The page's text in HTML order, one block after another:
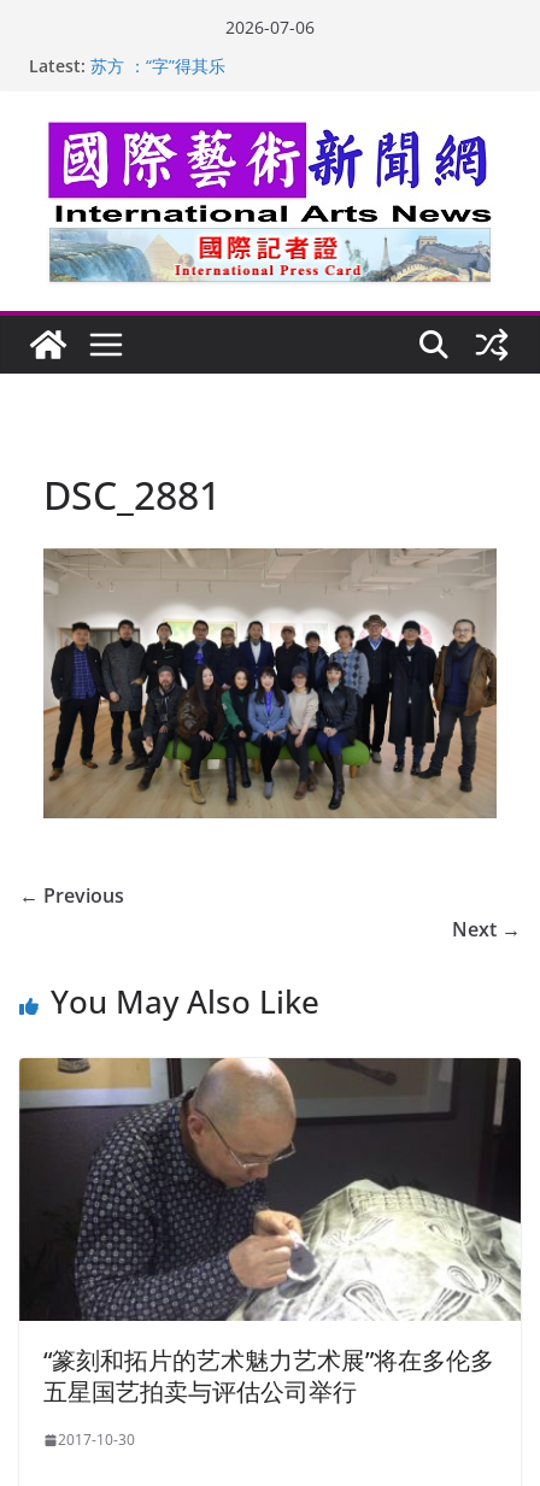
2026-07-06
Latest: 苏方 ：“字”得其乐
美国加州正式设立“李小龙日” 成首位获州级纪念日华裔
美国人
玛丽安娜·卡拉切娃的绘画：幽默和难以言喻的快乐
DSC_2881
← Previous
Next →
You May Also Like
“篆刻和拓片的艺术魅力艺术展”将在多伦多
五星国艺拍卖与评估公司举行
2017-10-30